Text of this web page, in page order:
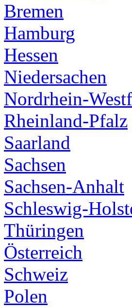
Bremen
Hamburg
Hessen
Niedersachen
Nordrhein-
Rheinland-Pfalz
Saarland
Sachsen
Sachsen-Anhalt
Schleswig-
Thüringen
Österreich
Schweiz
Polen